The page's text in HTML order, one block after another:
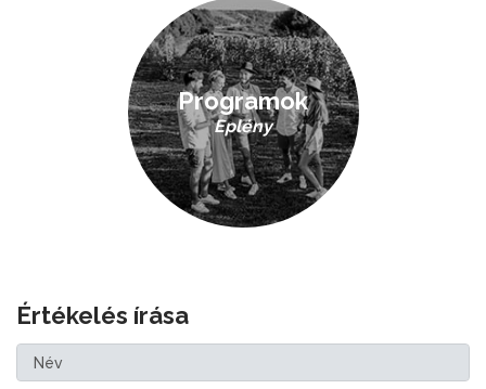
Programok
Eplény
Értékelés írása